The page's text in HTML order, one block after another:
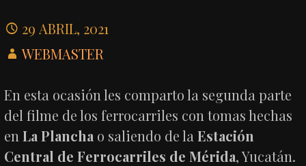
29 ABRIL, 2021
WEBMASTER
En esta ocasión les comparto la segunda parte
del filme de los ferrocarriles con tomas hechas
enLa Plancha o saliendo de laEstación
Central de Ferrocarriles de Mérida, Yucatán.